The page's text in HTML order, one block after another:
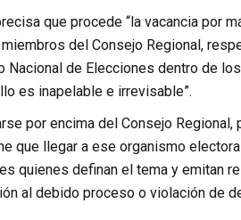
que procede “la vacancia por
del Consejo Regional,
de Elecciones dentro de
es inapelable e irrevisable”.
por encima del Consejo
que llegar a ese organismo
quienes definan el tema y emitan
al debido proceso o violación de